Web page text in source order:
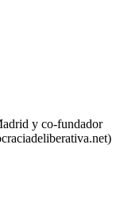
y co-fundador